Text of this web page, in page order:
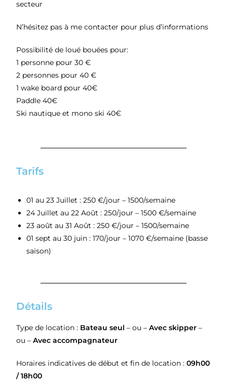
secteur
N’hésitez pas à me contacter pour plus d’informations
Possibilité de loué bouées pour:
1 personne pour 30 €
2 personnes pour 40 €
1 wake board pour 40€
Paddle 40€
Ski nautique et mono ski 40€
Tarifs
01 au 23 Juillet :250 €/jour – 1500/semaine
24 Juillet au 22 Août : 250/jour – 1500 €/semaine
23 août au 31 Août :250 €/jour – 1500/semaine
01 sept au 30 juin : 170/jour – 1070 €/semaine (basse
saison)
Détails
Type de location : Bateau seul– ou –Avec skipper–
ou –Avec accompagnateur
Horaires indicatives de début et fin de location :09h00
/ 18h00